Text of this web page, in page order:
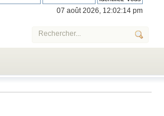
07 août 2026, 12:02:14 pm